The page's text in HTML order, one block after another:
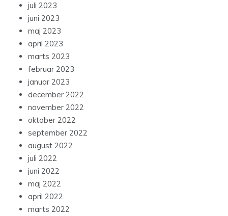
juli 2023
juni 2023
maj 2023
april 2023
marts 2023
februar 2023
januar 2023
december 2022
november 2022
oktober 2022
september 2022
august 2022
juli 2022
juni 2022
maj 2022
april 2022
marts 2022